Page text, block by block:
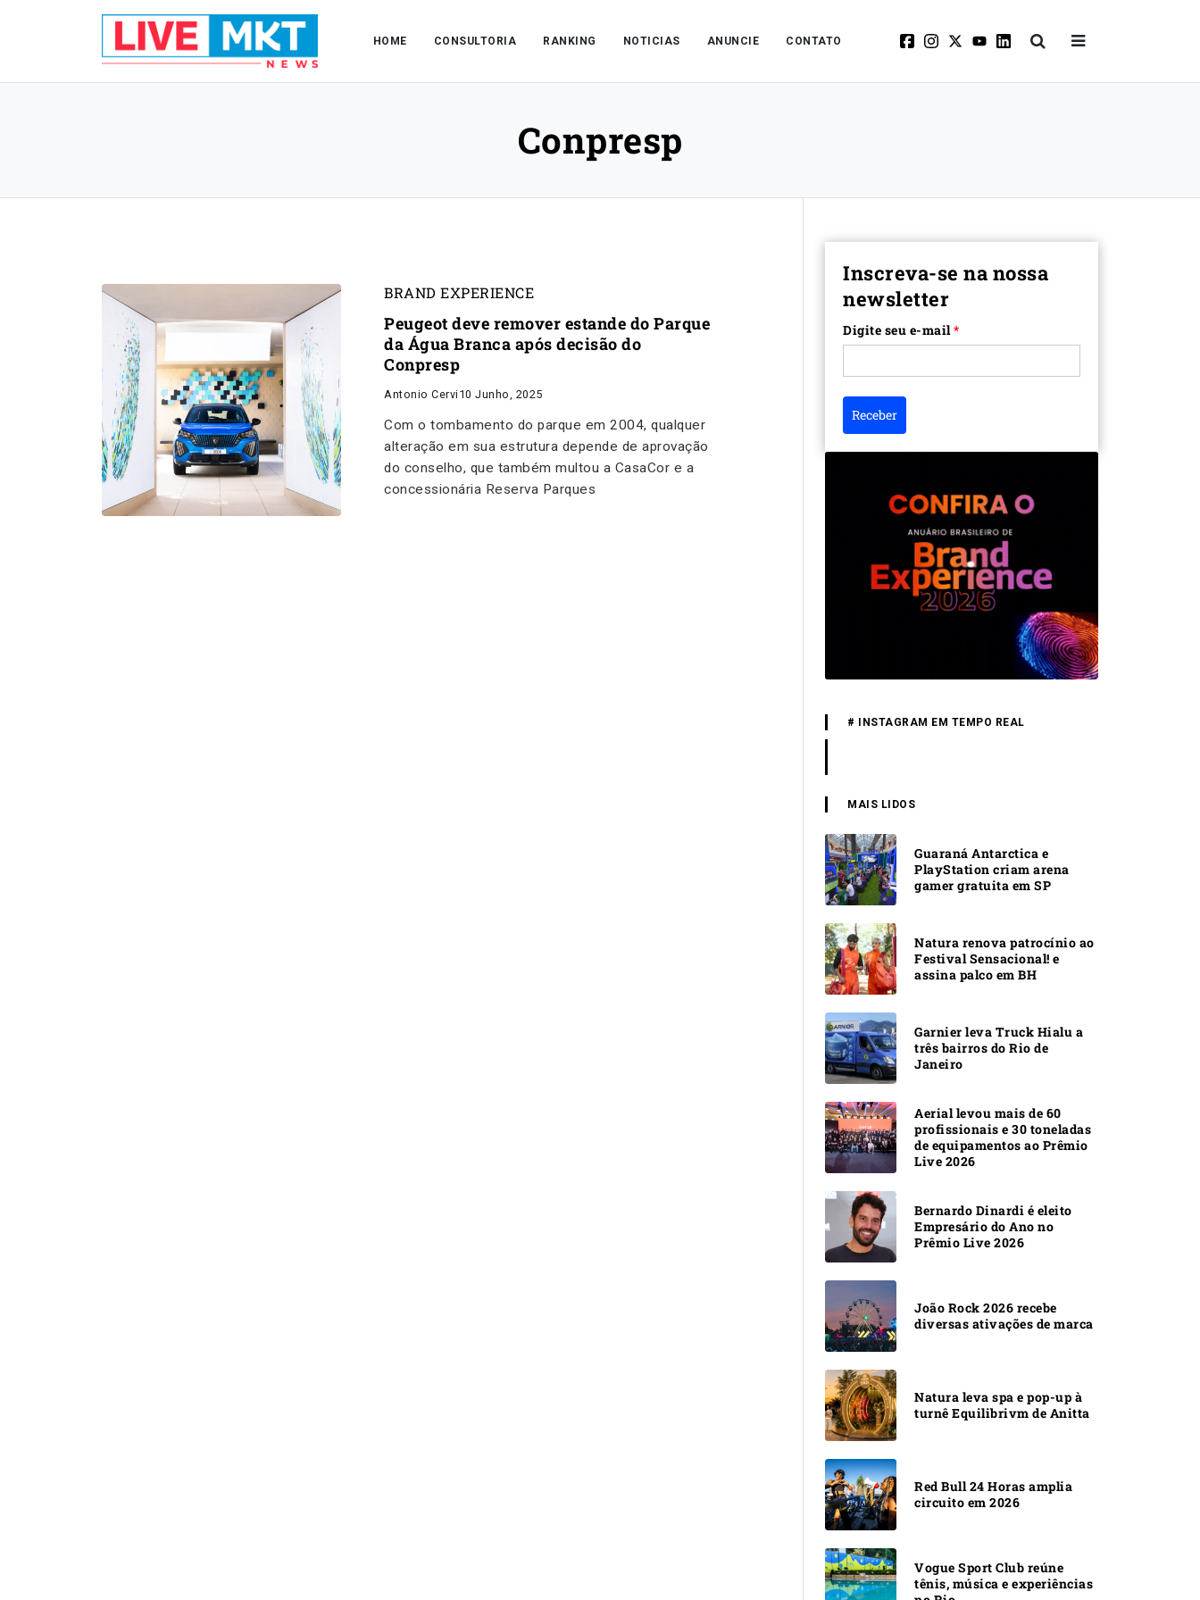
HOME CONSULTORIA RANKING NOTICIAS ANUNCIE CONTATO
Conpresp
BRAND EXPERIENCE
Peugeot deve remover estande do Parque
da Água Branca após decisão do
Conpresp
Antonio Cervi 10 Junho, 2025
Com o tombamento do parque em 2004, qualquer
alteração em sua estrutura depende de aprovação
do conselho, que também multou a CasaCor e a
concessionária Reserva Parques
Inscreva-se na nossa
newsletter
Digite seu e-mail*
Receber
# INSTAGRAM EM TEMPO REAL
MAIS LIDOS
Guaraná Antarctica e
PlayStation criam arena
gamer gratuita em SP
Natura renova patrocínio ao
Festival Sensacional! e
assina palco em BH
Garnier leva Truck Hialu a
três bairros do Rio de
Janeiro
Aerial levou mais de 60
profissionais e 30 toneladas
de equipamentos ao Prêmio
Live 2026
Bernardo Dinardi é eleito
Empresário do Ano no
Prêmio Live 2026
João Rock 2026 recebe
diversas ativações de marca
Natura leva spa e pop-up à
turnê Equilibrivm de Anitta
Red Bull 24 Horas amplia
circuito em 2026
Vogue Sport Club reúne
tênis, música e experiências